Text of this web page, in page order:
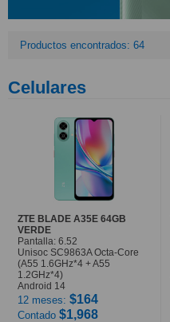
Productos encontrados: 64
Celulares
ZTE BLADE A35E 64GB
VERDE
Pantalla: 6.52
Unisoc SC9863A Octa-Core
(A55 1.6GHz*4 + A55
1.2GHz*4)
Android 14
12 meses: $164
Contado $1,968